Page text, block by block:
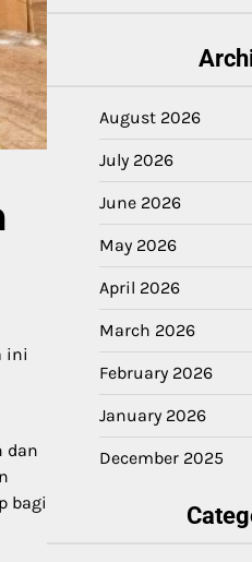
ini
dan
bagi
August 2026
July 2026
June 2026
May 2026
April 2026
March 2026
February 2026
January 2026
December 2025